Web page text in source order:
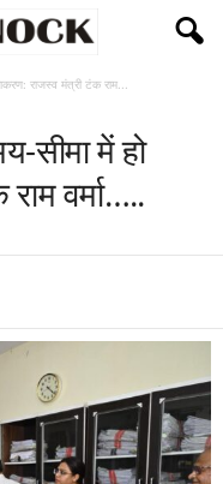
राजस्व मंत्री टंक राम...
सीमा में हो
वर्मा…..